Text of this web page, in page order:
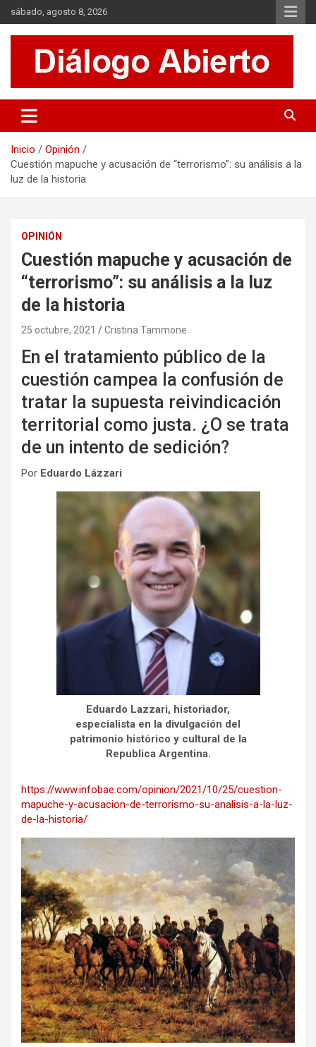
Saltar
al
contenido
sábado, agosto 8, 2026
Diálogo Abierto
Se tratan diversos temas de actualidad buscando hacer un
aporte a la sociedad, brindando información relevante de lo que
Inicio
Opinión
Cuestión mapuche y acusación de “terrorismo”: su análisis a la
luz de la historia
OPINIÓN
Cuestión mapuche y acusación de
“terrorismo”: su análisis a la luz
de la historia
25 octubre, 2021 Cristina Tammone
En el tratamiento público de la
cuestión campea la confusión de
tratar la supuesta reivindicación
territorial como justa. ¿O se trata
de un intento de sedición?
Por Eduardo Lázzari
Eduardo Lazzari, historiador,
especialista en la divulgación del
patrimonio histórico y cultural de la
Republica Argentina.
https://www.infobae.com/opinion/2021/10/25/cuestion-
mapuche-y-acusacion-de-terrorismo-su-analisis-a-la-luz-
de-la-historia/